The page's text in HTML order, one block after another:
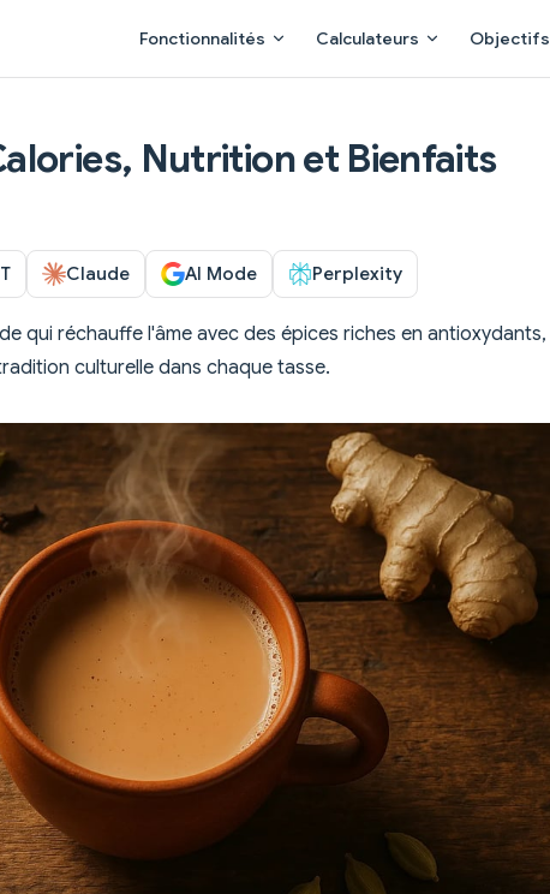
Fonctionnalités Calculateurs Objectifs
Nutrition et Bienfaits
Claude AI Mode Perplexity
qui réchauffe l'âme avec des épices riches en antioxydants,
culturelle dans chaque tasse.